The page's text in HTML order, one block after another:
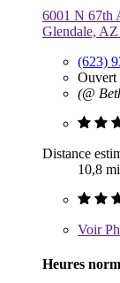
6001 N 67th
Glendale, AZ
(623)
Ouvert
(@
Distance
10,8
Voir
Heures